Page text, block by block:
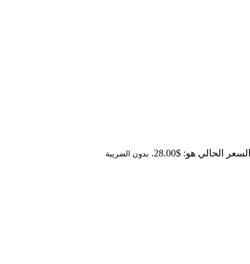
السعر الحالي هو: $28.00. بدون الضريبة